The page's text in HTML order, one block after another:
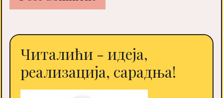
Читалићи - идеја,
реализација, сарадња!